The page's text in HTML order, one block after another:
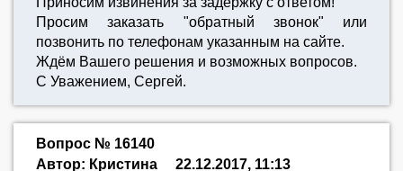
Просим заказать "обратный звонок" или
позвонить по телефонам указанным на сайте.
Ждём Вашего решения и возможных вопросов.
С Уважением, Сергей.
Вопрос № 16140
Автор: Кристина
22.12.2017, 11:13